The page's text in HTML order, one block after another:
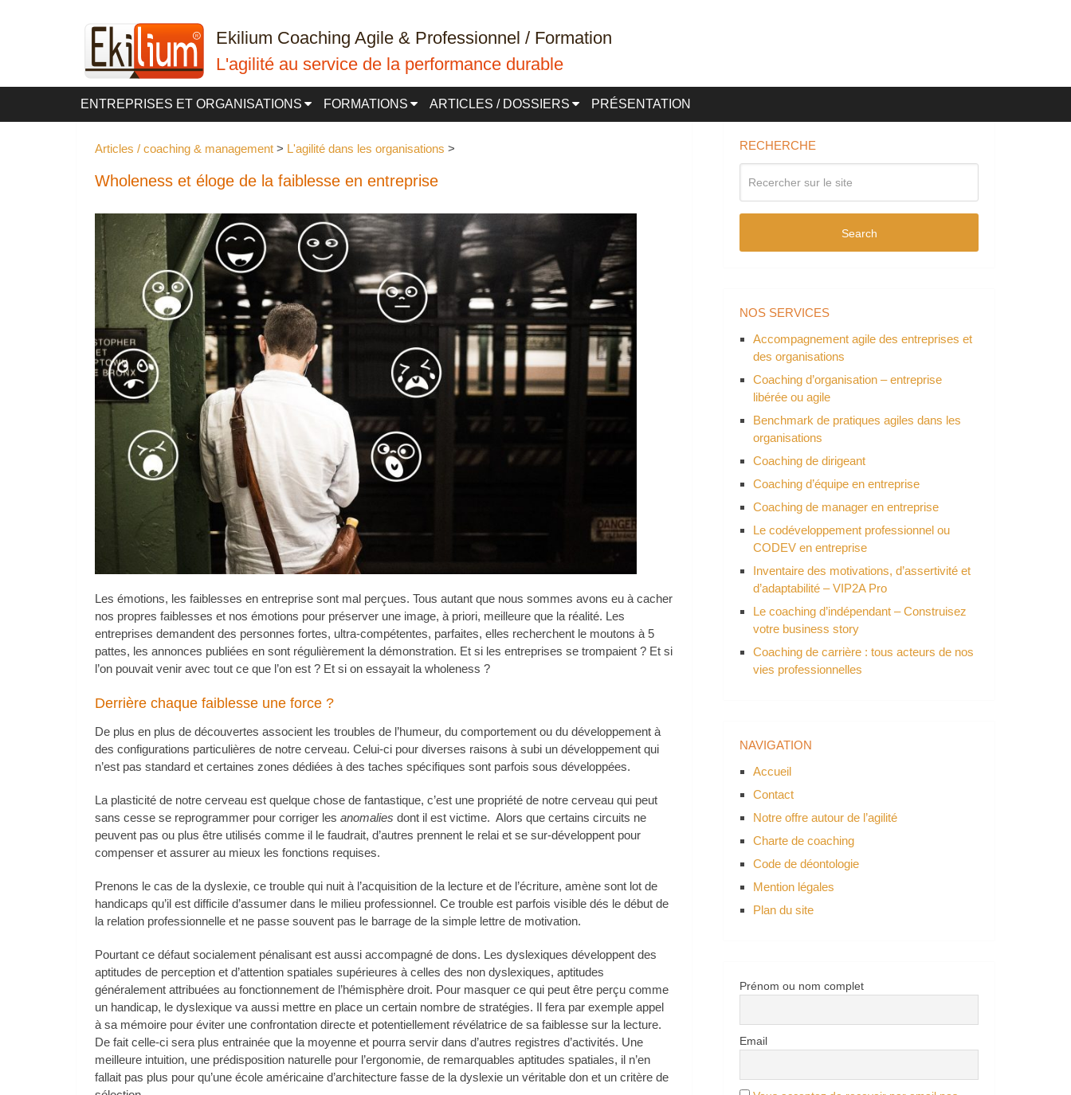
Ekilium Coaching Agile & Professionnel / Formation
L'agilité au service de la performance durable
ENTREPRISES ET ORGANISATIONS FORMATIONS ARTICLES / DOSSIERS PRÉSENTATION
Articles / coaching & management > L'agilité dans les organisations >
Wholeness et éloge de la faiblesse en entreprise
Les émotions, les faiblesses en entreprise sont mal perçues. Tous autant que nous sommes avons eu à cacher
nos propres faiblesses et nos émotions pour préserver une image, à priori, meilleure que la réalité. Les
entreprises demandent des personnes fortes, ultra-compétentes, parfaites, elles recherchent le moutons à 5
pattes, les annonces publiées en sont régulièrement la démonstration. Et si les entreprises se trompaient ? Et si
l’on pouvait venir avec tout ce que l’on est ? Et si on essayait la wholeness ?
Derrière chaque faiblesse une force ?
De plus en plus de découvertes associent les troubles de l’humeur, du comportement ou du développement à
des configurations particulières de notre cerveau. Celui-ci pour diverses raisons à subi un développement qui
n’est pas standard et certaines zones dédiées à des taches spécifiques sont parfois sous développées.
La plasticité de notre cerveau est quelque chose de fantastique, c’est une propriété de notre cerveau qui peut
sans cesse se reprogrammer pour corriger lesanomaliesdont il est victime. Alors que certains circuits ne
peuvent pas ou plus être utilisés comme il le faudrait, d’autres prennent le relai et se sur-développent pour
compenser et assurer au mieux les fonctions requises.
Prenons le cas de la dyslexie, ce trouble qui nuit à l’acquisition de la lecture et de l’écriture, amène sont lot de
handicaps qu’il est difficile d’assumer dans le milieu professionnel. Ce trouble est parfois visible dés le début de
la relation professionnelle et ne passe souvent pas le barrage de la simple lettre de motivation.
Pourtant ce défaut socialement pénalisant est aussi accompagné de dons. Les dyslexiques développent des
aptitudes de perception et d’attention spatiales supérieures à celles des non dyslexiques, aptitudes
généralement attribuées au fonctionnement de l’hémisphère droit. Pour masquer ce qui peut être perçu comme
un handicap, le dyslexique va aussi mettre en place un certain nombre de stratégies. Il fera par exemple appel
à sa mémoire pour éviter une confrontation directe et potentiellement révélatrice de sa faiblesse sur la lecture.
De fait celle-ci sera plus entrainée que la moyenne et pourra servir dans d’autres registres d’activités. Une
meilleure intuition, une prédisposition naturelle pour l’ergonomie, de remarquables aptitudes spatiales, il n’en
fallait pas plus pour qu’une école américaine d’architecture fasse de la dyslexie un véritable don et un critère de
RECHERCHE
Search
NOS SERVICES
Accompagnement agile des entreprises et
des organisations
Coaching d’organisation – entreprise
libérée ou agile
Benchmark de pratiques agiles dans les
organisations
Coaching de dirigeant
Coaching d’équipe en entreprise
Coaching de manager en entreprise
Le codéveloppement professionnel ou
CODEV en entreprise
Inventaire des motivations, d’assertivité et
d’adaptabilité – VIP2A Pro
Le coaching d’indépendant – Construisez
votre business story
Coaching de carrière : tous acteurs de nos
vies professionnelles
NAVIGATION
Accueil
Contact
Notre offre autour de l’agilité
Charte de coaching
Code de déontologie
Mention légales
Plan du site
Prénom ou nom complet
Email